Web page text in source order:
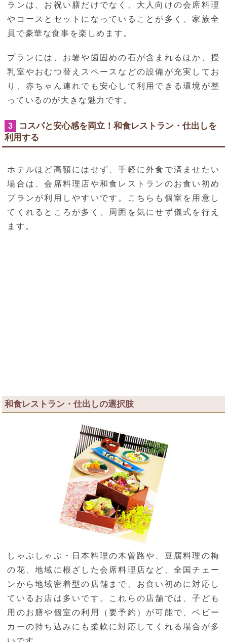
ランは、お祝い膳だけでなく、大人向けの会席料理
やコースとセットになっていることが多く、家族全
員で豪華な食事を楽しめます。
プランには、お箸や歯固めの石が含まれるほか、授
乳室やおむつ替えスペースなどの設備が充実してお
り、赤ちゃん連れでも安心して利用できる環境が整
っているのが大きな魅力です。
3
コスパと安心感を両立！和食レストラン・仕出しを
利用する
ホテルほど高額にはせず、手軽に外食で済ませたい
場合は、会席料理店や和食レストランのお食い初め
プランが利用しやすいです。こちらも個室を用意し
てくれるところが多く、周囲を気にせず儀式を行え
ます。
和食レストラン・仕出しの選択肢
しゃぶしゃぶ・日本料理の木曽路や、豆腐料理の梅
の花、地域に根ざした会席料理店など、全国チェー
ンから地域密着型の店舗まで、お食い初めに対応し
ているお店は多いです。これらの店舗では、子ども
用のお膳や個室の利用（要予約）が可能で、ベビー
カーの持ち込みにも柔軟に対応してくれる場合が多